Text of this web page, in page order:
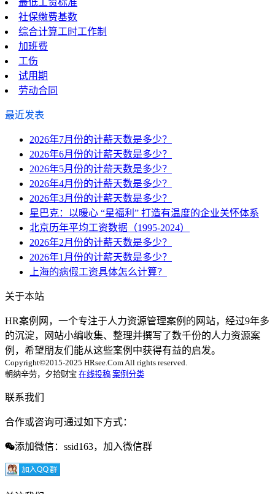
社保缴费基数
综合计算工时工作制
加班费
工伤
试用期
劳动合同
最近发表
2026年7月份的计薪天数是多少？
2026年6月份的计薪天数是多少？
2026年5月份的计薪天数是多少？
2026年4月份的计薪天数是多少？
2026年3月份的计薪天数是多少？
星巴克：以暖心 “星福利” 打造有温度的企业关怀体系
北京历年平均工资数据（1995-2024）
2026年2月份的计薪天数是多少？
2026年1月份的计薪天数是多少？
上海的病假工资具体怎么计算？
关于本站
HR案例网，一个专注于人力资源管理案例的网站，经过9年多
的沉淀，网站小编收集、整理并撰写了数千份的人力资源案
例，希望朋友们能从这些案例中获得有益的启发。
Copyright©2015-2025 HRsee.Com All rights reserved.
朝纳辛劳，夕拾财宝 在线投稿 案例分类
联系我们
合作或咨询可通过如下方式：
添加微信：ssid163，加入微信群